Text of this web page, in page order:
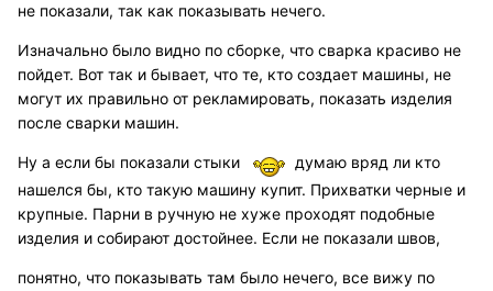
не показали, так как показывать нечего.
Изначально было видно по сборке, что сварка красиво не
пойдет. Вот так и бывает, что те, кто создает машины, не
могут их правильно от рекламировать, показать изделия
после сварки машин.
Ну а если бы показали стыки
думаю вряд ли кто
нашелся бы, кто такую машину купит. Прихватки черные и
крупные. Парни в ручную не хуже проходят подобные
изделия и собирают достойнее. Если не показали швов,
понятно, что показывать там было нечего, все вижу по